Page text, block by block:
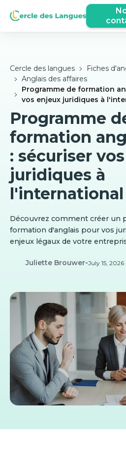
Cercle des langues
Fiches
Anglais des affaires
Programme de formation
vos enjeux juridiques à
Programme
formation
: sécuriser
juridiques à
l'international
Découvrez comment créer un
formation d'anglais pour vos
enjeux légaux de votre
Juliette Brouwer-July 15, 2026